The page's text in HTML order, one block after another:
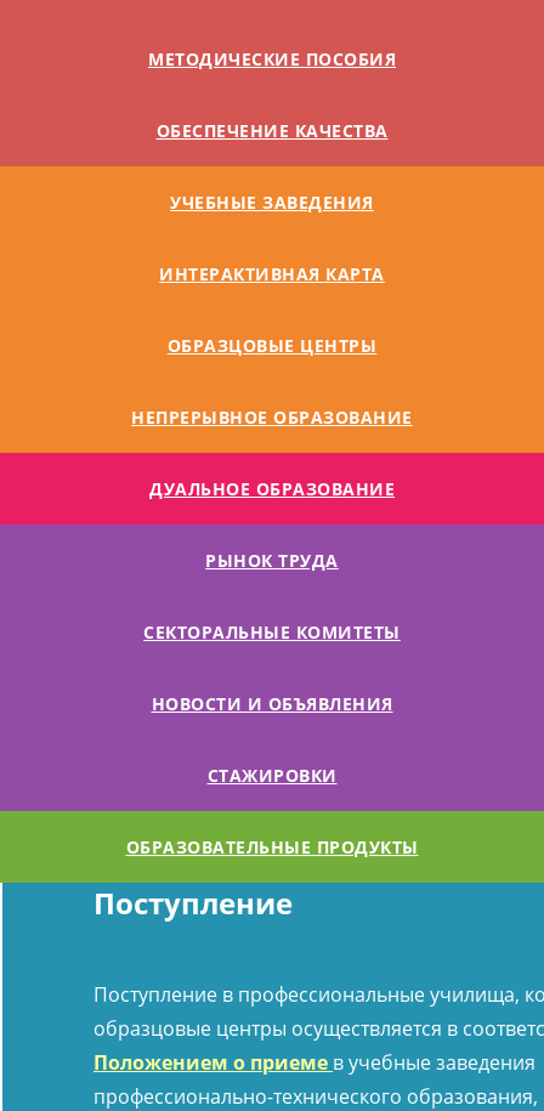
МЕТОДИЧЕСКИЕ ПОСОБИЯ
ОБЕСПЕЧЕНИЕ КАЧЕСТВА
УЧЕБНЫЕ ЗАВЕДЕНИЯ
ИНТЕРАКТИВНАЯ КАРТА
ОБРАЗЦОВЫЕ ЦЕНТРЫ
НЕПРЕРЫВНОЕ ОБРАЗОВАНИЕ
ДУАЛЬНОE ОБРАЗОВАНИЕ
РЫНОК ТРУДА
СЕКТОРАЛЬНЫЕ КОМИТЕТЫ
НОВОСТИ И ОБЪЯВЛЕНИЯ
СТАЖИРОВКИ
ОБРАЗОВАТЕЛЬНЫЕ ПРОДУКТЫ
Поступление
Поступление в профессиональные училища,
образцовые центры осуществляется в
Положением о приеме в учебные заведения
профессионально-технического образования,